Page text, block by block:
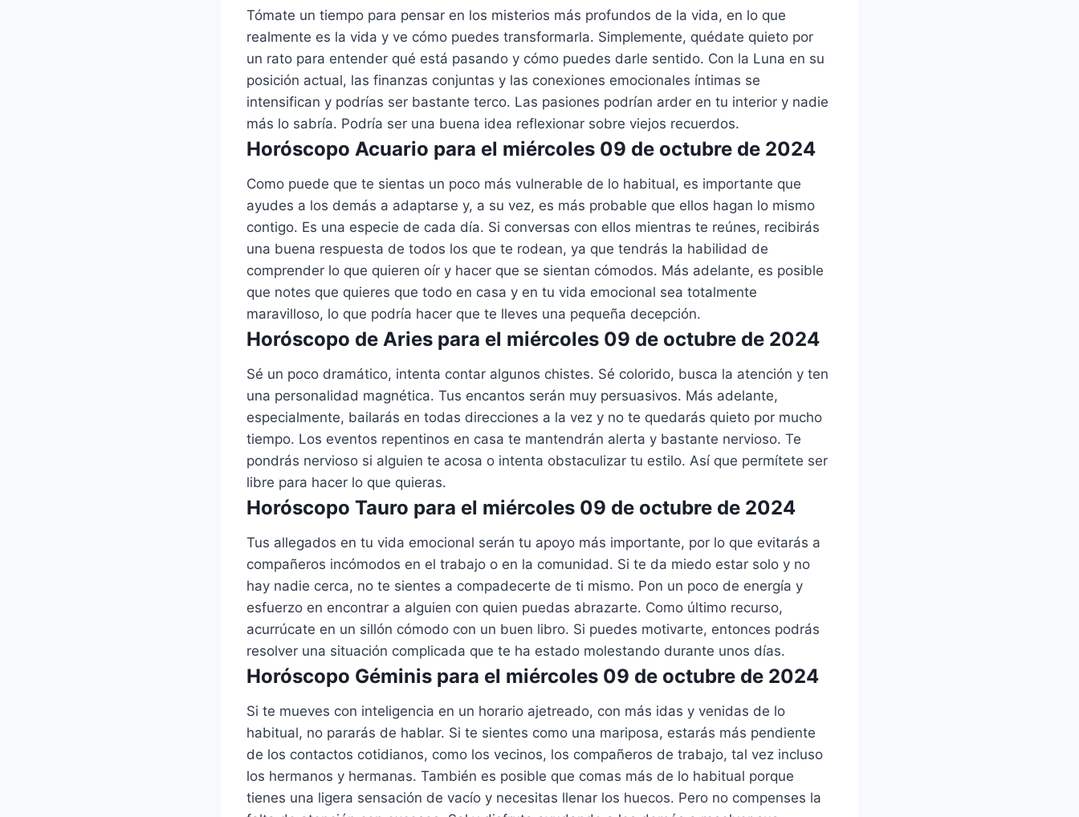
Tómate un tiempo para pensar en los misterios más profundos de la vida, en lo que
realmente es la vida y ve cómo puedes transformarla. Simplemente, quédate quieto por
un rato para entender qué está pasando y cómo puedes darle sentido. Con la Luna en su
posición actual, las finanzas conjuntas y las conexiones emocionales íntimas se
intensifican y podrías ser bastante terco. Las pasiones podrían arder en tu interior y nadie
más lo sabría. Podría ser una buena idea reflexionar sobre viejos recuerdos.
Horóscopo Acuario para el miércoles 09 de octubre de 2024
Como puede que te sientas un poco más vulnerable de lo habitual, es importante que
ayudes a los demás a adaptarse y, a su vez, es más probable que ellos hagan lo mismo
contigo. Es una especie de cada día. Si conversas con ellos mientras te reúnes, recibirás
una buena respuesta de todos los que te rodean, ya que tendrás la habilidad de
comprender lo que quieren oír y hacer que se sientan cómodos. Más adelante, es posible
que notes que quieres que todo en casa y en tu vida emocional sea totalmente
maravilloso, lo que podría hacer que te lleves una pequeña decepción.
Horóscopo de Aries para el miércoles 09 de octubre de 2024
Sé un poco dramático, intenta contar algunos chistes. Sé colorido, busca la atención y ten
una personalidad magnética. Tus encantos serán muy persuasivos. Más adelante,
especialmente, bailarás en todas direcciones a la vez y no te quedarás quieto por mucho
tiempo. Los eventos repentinos en casa te mantendrán alerta y bastante nervioso. Te
pondrás nervioso si alguien te acosa o intenta obstaculizar tu estilo. Así que permítete ser
libre para hacer lo que quieras.
Horóscopo Tauro para el miércoles 09 de octubre de 2024
Tus allegados en tu vida emocional serán tu apoyo más importante, por lo que evitarás a
compañeros incómodos en el trabajo o en la comunidad. Si te da miedo estar solo y no
hay nadie cerca, no te sientes a compadecerte de ti mismo. Pon un poco de energía y
esfuerzo en encontrar a alguien con quien puedas abrazarte. Como último recurso,
acurrúcate en un sillón cómodo con un buen libro. Si puedes motivarte, entonces podrás
resolver una situación complicada que te ha estado molestando durante unos días.
Horóscopo Géminis para el miércoles 09 de octubre de 2024
Si te mueves con inteligencia en un horario ajetreado, con más idas y venidas de lo
habitual, no pararás de hablar. Si te sientes como una mariposa, estarás más pendiente
de los contactos cotidianos, como los vecinos, los compañeros de trabajo, tal vez incluso
los hermanos y hermanas. También es posible que comas más de lo habitual porque
tienes una ligera sensación de vacío y necesitas llenar los huecos. Pero no compenses la